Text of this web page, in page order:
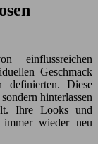
einflussreichen
Geschmack
definierten. Diese
hinterlassen
Ihre Looks und
immer wieder neu